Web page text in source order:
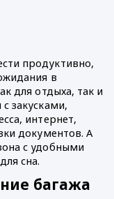
продуктивно,
в
для отдыха, так и
закусками,
интернет,
документов. А
с удобными
сна.
багажа